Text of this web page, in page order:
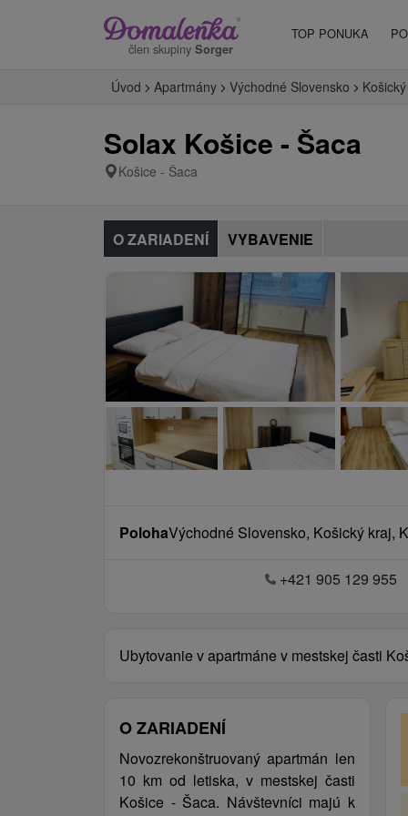
člen skupiny Sorger
TOP PONUKA
Úvod Apartmány Východné Slovensko
Solax Košice - Šaca
Košice - Šaca
O ZARIADENÍ VYBAVENIE
PolohaVýchodné Slovensko, Košický kraj,
+421 905 129 955
Ubytovanie v apartmáne v mestskej časti
O ZARIADENÍ
Novozrekonštruovaný apartmán len
10 km od letiska, v mestskej časti
Košice - Šaca. Návštevníci majú k